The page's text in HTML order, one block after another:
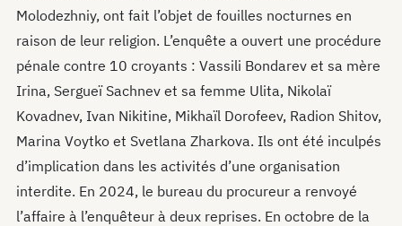
Molodezhniy, ont fait l’objet de fouilles nocturnes en
raison de leur religion. L’enquête a ouvert une procédure
pénale contre 10 croyants : Vassili Bondarev et sa mère
Irina, Sergueï Sachnev et sa femme Ulita, Nikolaï
Kovadnev, Ivan Nikitine, Mikhaïl Dorofeev, Radion Shitov,
Marina Voytko et Svetlana Zharkova. Ils ont été inculpés
d’implication dans les activités d’une organisation
interdite. En 2024, le bureau du procureur a renvoyé
l’affaire à l’enquêteur à deux reprises. En octobre de la